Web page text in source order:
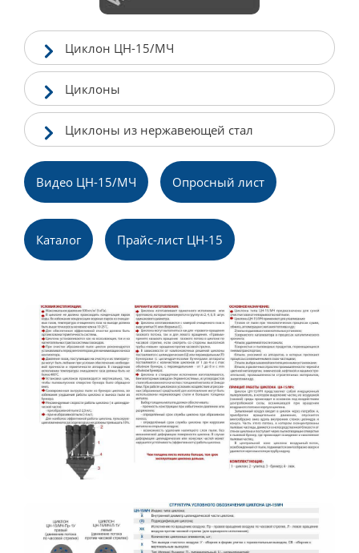
Циклон ЦН-15/МЧ
Циклоны
Циклоны из нержавеющей стал
Видео ЦН-15/МЧ Опросный лист
Каталог Прайс-лист ЦН-15